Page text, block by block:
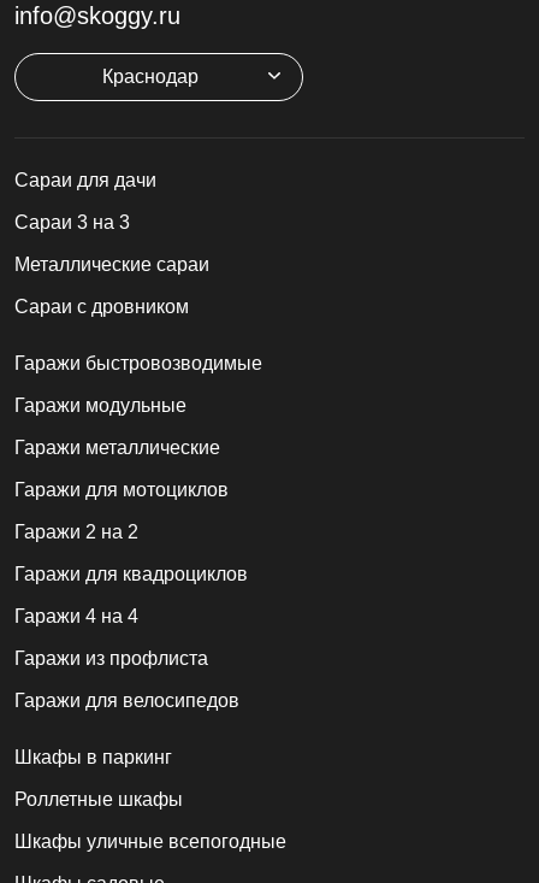
info@skoggy.ru
Краснодар
Cараи для дачи
Сараи 3 на 3
Металлические сараи
Сараи с дровником
Гаражи быстровозводимые
Гаражи модульные
Гаражи металлические
Гаражи для мотоциклов
Гаражи 2 на 2
Гаражи для квадроциклов
Гаражи 4 на 4
Гаражи из профлиста
Гаражи для велосипедов
Шкафы в паркинг
Роллетные шкафы
Шкафы уличные всепогодные